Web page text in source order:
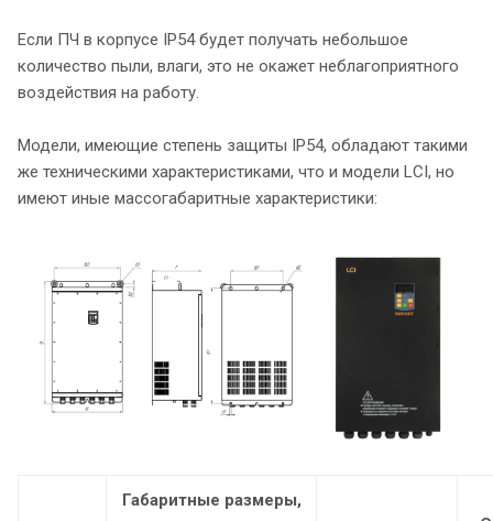
Если ПЧ в корпусе IP54 будет получать небольшое
количество пыли, влаги, это не окажет неблагоприятного
воздействия на работу.
Модели, имеющие степень защиты IP54, обладают такими
же техническими характеристиками, что и модели LCI, но
имеют иные массогабаритные характеристики:
Габаритные размеры,